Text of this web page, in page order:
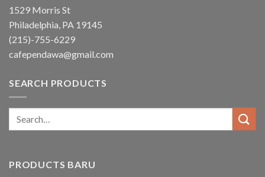
1529 Morris St
Philadelphia, PA 19145
(215)-755-6229
cafependawa@gmail.com
SEARCH PRODUCTS
Search
for:
PRODUCTS BARU